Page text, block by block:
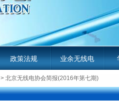
政策法规 业余无线电
业余
> 北京无线电协会简报(2016年第七期)